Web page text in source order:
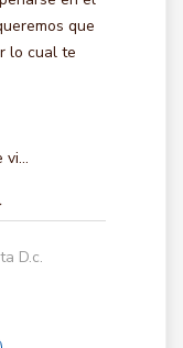
que
lo cual te
D.c.